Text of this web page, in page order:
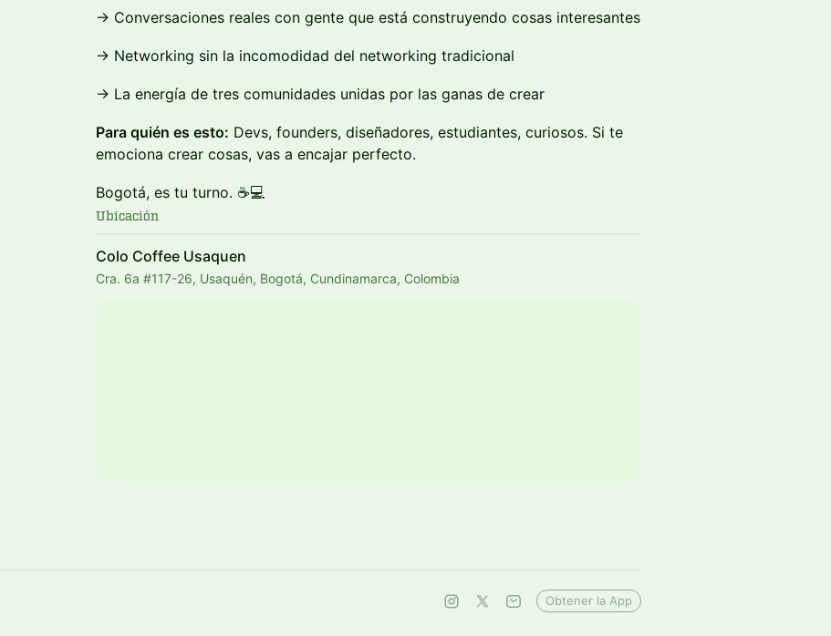
→ Conversaciones reales con gente que está construyendo cosas interesantes
→ Networking sin la incomodidad del networking tradicional
→ La energía de tres comunidades unidas por las ganas de crear
Para quién es esto: Devs, founders, diseñadores, estudiantes, curiosos. Si te
emociona crear cosas, vas a encajar perfecto.
Bogotá, es tu turno. ☕💻
Ubicación
Colo Coffee Usaquen
Cra. 6a #117-26, Usaquén, Bogotá, Cundinamarca, Colombia
Obtener la App